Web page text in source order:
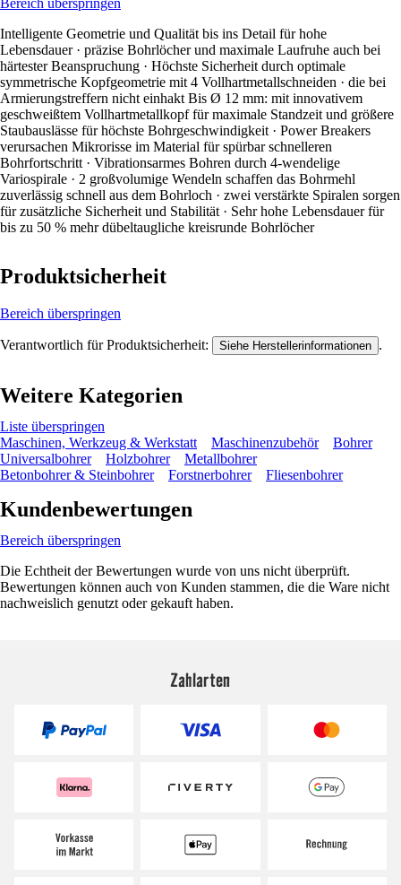
Intelligente Geometrie und Qualität bis ins Detail für hohe
Lebensdauer · präzise Bohrlöcher und maximale Laufruhe auch bei
härtester Beanspruchung · Höchste Sicherheit durch optimale
symmetrische Kopfgeometrie mit 4 Vollhartmetallschneiden · die bei
Armierungstreffern nicht einhakt Bis Ø 12 mm: mit innovativem
geschweißtem Vollhartmetallkopf für maximale Standzeit und größere
Staubauslässe für höchste Bohrgeschwindigkeit · Power Breakers
verursachen Mikrorisse im Material für spürbar schnelleren
Bohrfortschritt · Vibrationsarmes Bohren durch 4-wendelige
Variospirale · 2 großvolumige Wendeln schaffen das Bohrmehl
zuverlässig schnell aus dem Bohrloch · zwei verstärkte Spiralen sorgen
für zusätzliche Sicherheit und Stabilität · Sehr hohe Lebensdauer für
bis zu 50 % mehr dübeltaugliche kreisrunde Bohrlöcher
Produktsicherheit
Bereich überspringen
Verantwortlich für Produktsicherheit: Siehe Herstellerinformationen .
Weitere Kategorien
Liste überspringen
Maschinen, Werkzeug & Werkstatt
Maschinenzubehör
Bohrer
Universalbohrer
Holzbohrer
Metallbohrer
Betonbohrer & Steinbohrer
Forstnerbohrer Fliesenbohrer
Kundenbewertungen
Bereich überspringen
Die Echtheit der Bewertungen wurde von uns nicht überprüft.
Bewertungen können auch von Kunden stammen, die die Ware nicht
nachweislich genutzt oder gekauft haben.
Zahlarten